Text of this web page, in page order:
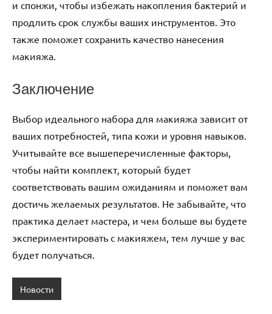
и спонжи, чтобы избежать накопления бактерий и
продлить срок службы ваших инструментов. Это
также поможет сохранить качество нанесения
макияжа.
Заключение
Выбор идеального набора для макияжа зависит от
ваших потребностей, типа кожи и уровня навыков.
Учитывайте все вышеперечисленные факторы,
чтобы найти комплект, который будет
соответствовать вашим ожиданиям и поможет вам
достичь желаемых результатов. Не забывайте, что
практика делает мастера, и чем больше вы будете
экспериментировать с макияжем, тем лучше у вас
будет получаться.
Новости